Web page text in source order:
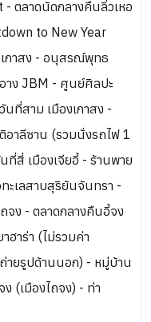
ตลาดนัดกลางคืนลิ่วเหอ
to New Year
กาสง - อนุสรณ์พุทธ
าง JBM - ศูนย์ศิลปะ
ที่สาม เมืองเกาสง -
อาลีซาน (รวมนั่งรถไฟ 1
ที่สี่ เมืองเจียอี้ - ร้านพาย
ะเลสาบสุริยันจันทรา -
จง - ตลาดกลางคืนอี้จง
ฮาร่า (ไม่รวมค่า
ายรูปด้านนอก) - หมู่บ้าน
(เมืองไถจง) - ท่า